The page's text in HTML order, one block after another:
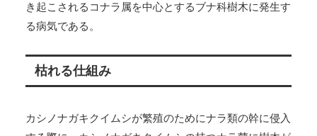
き起こされるコナラ属を中心とするブナ科樹木に発生す
る病気である。
枯れる仕組み
カシノナガキクイムシが繁殖のためにナラ類の幹に侵入